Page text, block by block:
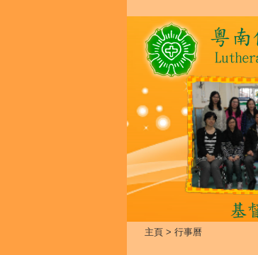
主頁> 行事曆